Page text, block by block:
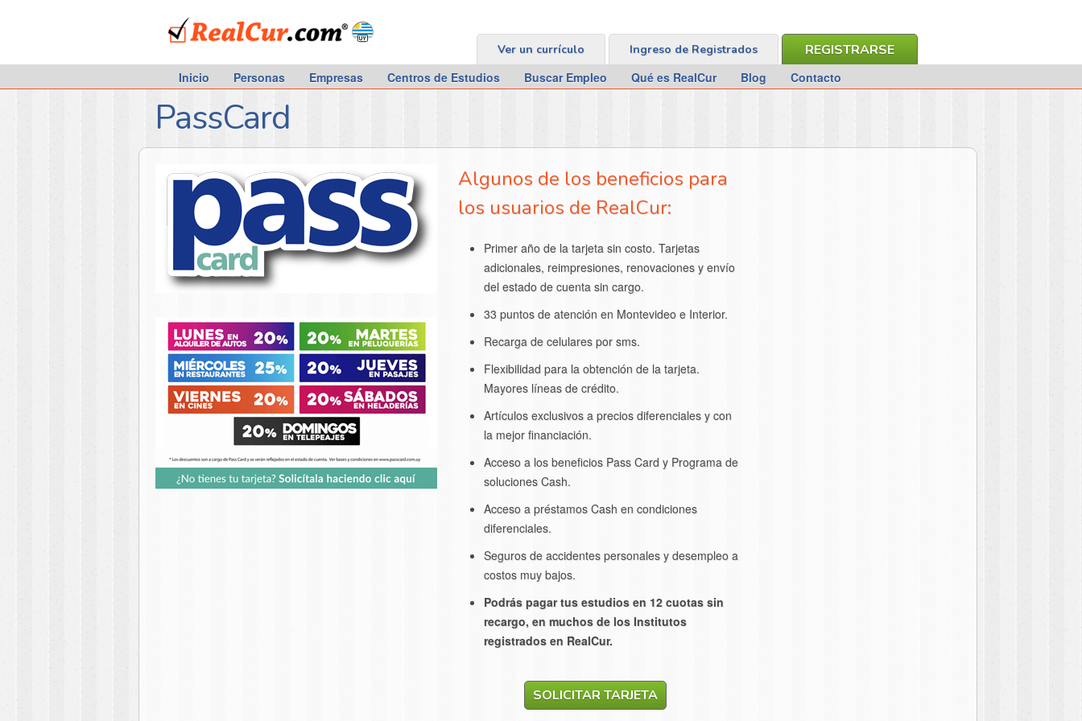
RealCur.com
REGISTRARSE
Ingreso de Registrados
Ver un currículo
Inicio Personas Empresas Centros de Estudios Buscar Empleo Qué es RealCur Blog Contacto
PassCard
Algunos de los beneficios para
los usuarios de RealCur:
Primer año de la tarjeta sin costo. Tarjetas
adicionales, reimpresiones, renovaciones y envío
del estado de cuenta sin cargo.
33 puntos de atención en Montevideo e Interior.
Recarga de celulares por sms.
Flexibilidad para la obtención de la tarjeta.
Mayores líneas de crédito.
Artículos exclusivos a precios diferenciales y con
la mejor financiación.
Acceso a los beneficios Pass Card y Programa de
soluciones Cash.
Acceso a préstamos Cash en condiciones
diferenciales.
Seguros de accidentes personales y desempleo a
costos muy bajos.
Podrás pagar tus estudios en 12 cuotas sin
recargo, en muchos de los Institutos
registrados en RealCur.
SOLICITAR TARJETA